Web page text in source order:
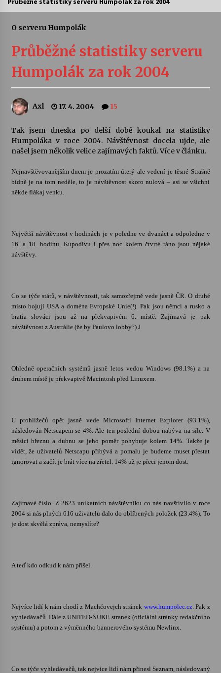
Sukuba Ensemble
Vernisáž výstavy Josefíny Duškové: Stávám se
kapkou
Veselí muzikanti
Pozvánka na integrační festival Quijotova
28. 7. 2026
Votavžatský ploty
22. 7. 2026
Vysočinka
Ozvěny prázdnin
Za kulturou kousek za Humpolec. V Želivě ožije
odkaz Josefa Čapka
13. 7. 2026
Varhanní recitál Michala Novenka v Klášteře
Petr Adamec – Malovaný svět
30. 6. 2026
O serveru Humpolák
Průběžné statistiky serveru
Humpolák za rok 2004
Axl 17. 4. 2004 15
Tak jsem dneska po delší době koukal na statistiky
Humpoláka v roce 2004. Návštěvnost docela ujde, ale
našel jsem několik velice zajímavých faktů. Více v článku.
Nejnavštěvovanějším dnem je prozatím úterý ale vedení je těsné Strašně
bídně je na tom neděle, to je návštěvnost skoro nulová – asi se všichni
někde flákaj venku.
Největší návštěvnost v hodinách je v poledne ve dvanáct a odpoledne v
16. a 18. hodinu. Kupodivu i přes noc kolem čtvrté ráno jsou nějaké
návštěvy.
Co se týče států, v návštěvnosti, tak samozřejmě vede jasně ČR. O druhé
místo bojují USAa doména Evropské Unie(!). Pak jsou němci a rusko a
bratia slováci jsou až na překvapivém 6. místě. Zajímavá je pak
návštěvnost z Austrálie (že by Paulovo lobby?) J
Ohledně operačních systémů jasně letos vedou Windows (98.1%) a na
druhem místě je překvapivě Macintosh před Linuxem.
U prohlížečů opět jasně vede Microsoftí Internet Explorer (93.1%),
následován Netscapem se 4%. Ale ten poslední dobou nabýva na síle. V
měsíci březnu a dubnu se jeho poměr pohybuje kolem 14%. Takže je
vidět, že uživatelů Netscapu přibývá a pomalu je budeme muset přestat
ignorovat a začít je brát více na zřetel. 14% už je přeci jenom dost.
Zajímavé číslo. Z 2623 unikatních návštěvníku co nás navštívilo v roce
2004 si nás plných 616 uživatelů dalo do oblíbených položek (23.4%). To
je dost skvělá zpráva, nemyslíte?
A teď kdo odkud k nám přišel.
Nejvíce lidí k nám chodí z Machčovejch stránek www.humpolec.cz. Pak z
vyhledávačů. Dále z UNITED-NUKE stranek (oficiální stránky redakčního
systému) a potom z výměnného bannerového systému Newlinx.
Co se týče vyhledávačů, tak nejvíce lidí nám přinesl Seznam, následovaný